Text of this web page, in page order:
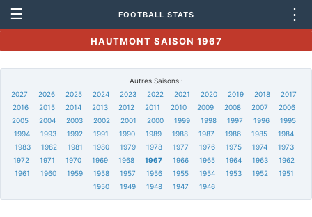
☰ FOOTBALL STATS ⋮
HAUTMONT SAISON 1967
Autres Saisons :
2027
2026 2025 2024 2023 2022 2021 2020 2019 2018
2017
2016
2015 2014 2013 2012 2011 2010 2009 2008 2007
2006
2005
2004 2003 2002 2001 2000 1999 1998 1997 1996
1995
1994
1993 1992 1991 1990 1989 1988 1987 1986 1985
1984
1983
1982 1981 1980 1979 1978 1977 1976 1975 1974
1973
1972
1971 1970 1969 1968 1967 1966 1965 1964 1963
1962
1961
1960 1959 1958 1957 1956 1955 1954 1953 1952
1951
1950
1949 1948 1947 1946